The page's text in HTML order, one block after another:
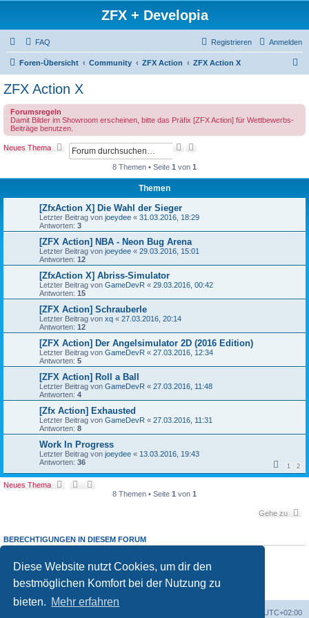
Diese Website nutzt Cookies, um dir den
bestmöglichen Komfort bei der Nutzung zu
bieten. Mehr erfahren
ZFX + Developia
FAQ Anmelden
Registrieren
Foren-Übersicht Community ZFX Action ZFX Action X
ZFX Action X
Forumsregeln
Damit Bilder im Showroom erscheinen, bitte das Präfix [ZFX Action] für Wettbewerbs-
Beiträge benutzen.
Neues Thema
c
h
e
r
e
u
c
e
8 Themen • Seite 1 von 1
Themen
[ZfxAction X] Die Wahl der Sieger
Letzter Beitrag von joeydee « 31.03.2016, 18:29
Antworten: 3
[ZFX Action] NBA - Neon Bug Arena
Letzter Beitrag von joeydee « 29.03.2016, 15:01
Antworten: 12
[ZfxAction X] Abriss-Simulator
Letzter Beitrag von GameDevR « 29.03.2016, 00:42
Antworten: 15
[ZFX Action] Schrauberle
Letzter Beitrag von xq « 27.03.2016, 20:14
Antworten: 12
[ZFX Action] Der Angelsimulator 2D (2016 Edition)
Letzter Beitrag von GameDevR « 27.03.2016, 12:34
Antworten: 5
[ZFX Action] Roll a Ball
Letzter Beitrag von GameDevR « 27.03.2016, 11:48
Antworten: 4
[Zfx Action] Exhausted
Letzter Beitrag von GameDevR « 27.03.2016, 11:31
Antworten: 8
Work In Progress
Letzter Beitrag von joeydee « 13.03.2016, 19:43
Antworten: 36
1 2
Neues Thema
8 Themen • Seite 1 von 1
Gehe zu
BERECHTIGUNGEN IN DIESEM FORUM
Du darfst
keine Antworten zu Themen in diesem Forum erstellen.
Du darfst deine Beiträge in diesem Forumnichtändern.
Du darfst deine Beiträge in diesem Forum nicht löschen.
keine
UTC+02:00